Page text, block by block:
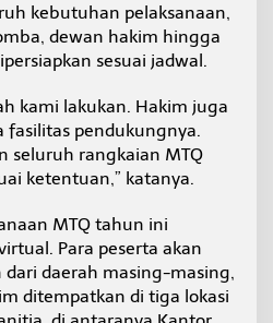
kebutuhan pelaksanaan,
dewan hakim hingga
sesuai jadwal.
kami lakukan. Hakim juga
fasilitas pendukungnya.
seluruh rangkaian MTQ
ketentuan,” katanya.
MTQ tahun ini
Para peserta akan
daerah masing-masing,
ditempatkan di tiga lokasi